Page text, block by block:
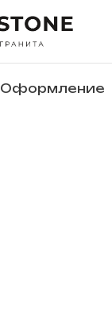
Оформление